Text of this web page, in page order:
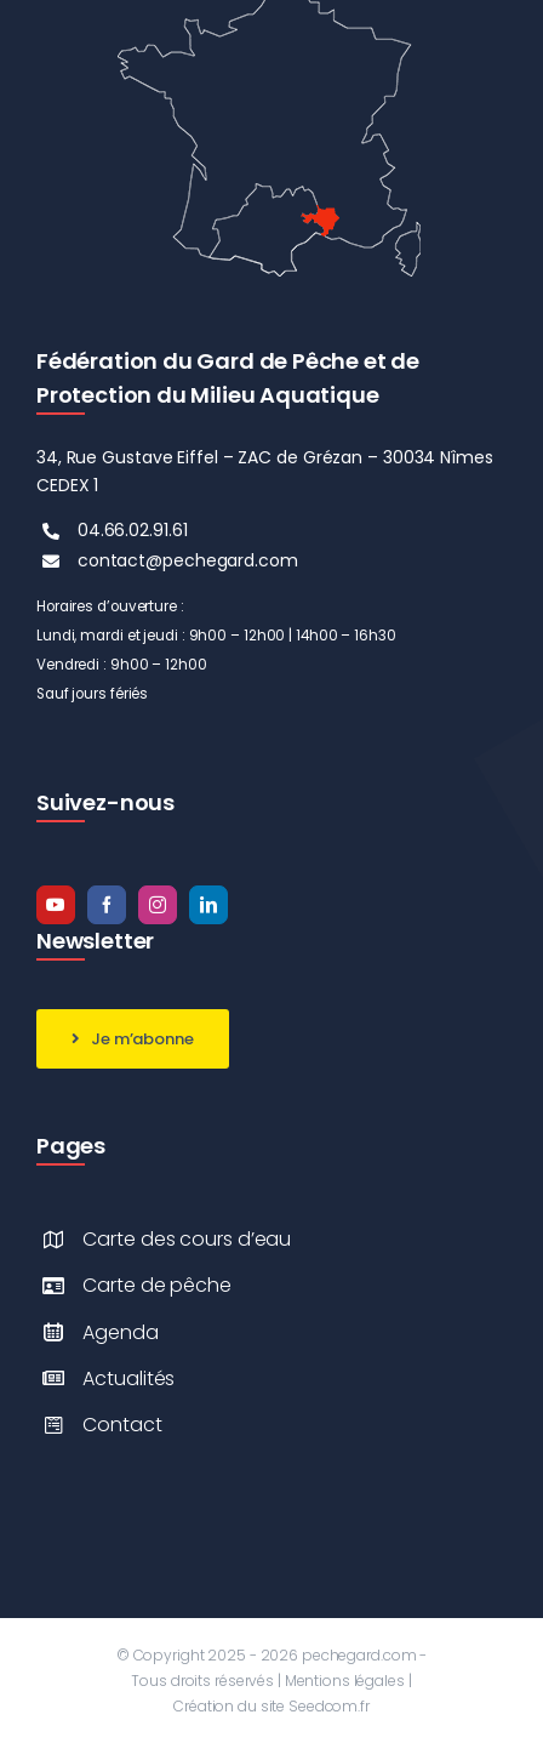
Fédération du Gard de Pêche et de
Protection du Milieu Aquatique
34, Rue Gustave Eiffel – ZAC de Grézan – 30034 Nîmes
CEDEX 1
04.66.02.91.61
contact@pechegard.com
Horaires d’ouverture :
Lundi, mardi et jeudi : 9h00 – 12h00 | 14h00 – 16h30
Vendredi : 9h00 – 12h00
Sauf jours fériés
Suivez-nous
Newsletter
Je m’abonne
Pages
Carte des cours d’eau
Carte de pêche
Agenda
Actualités
Contact
© Copyright 2025 - 2026 pechegard.com -
Tous droits réservés | Mentions légales |
Création du site Seedcom.fr